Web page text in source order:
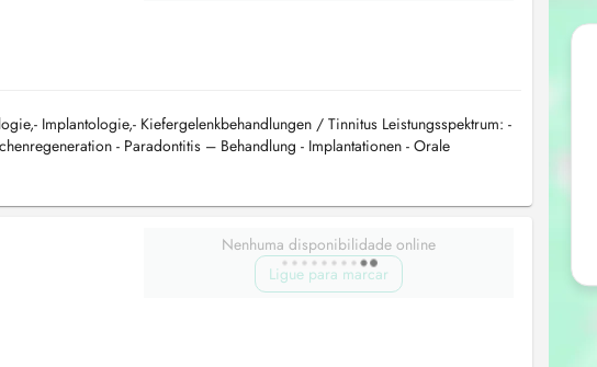
Implantologie,- Kiefergelenkbehandlungen / Tinnitus Leistungsspektrum: -
- Paradontitis – Behandlung - Implantationen - Orale
Nenhuma disponibilidade online
Ligue para marcar